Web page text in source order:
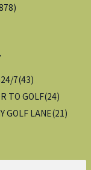
)
7(43)
TO GOLF(24)
GOLF LANE(21 )